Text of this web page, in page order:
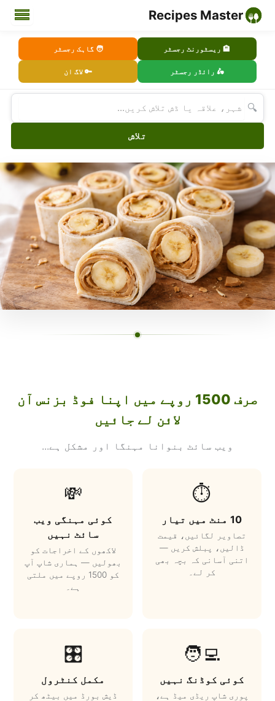
Recipes Master
🏨 ریسٹورنٹ رجسٹر 🧑 گاہک رجسٹر
🛵 رائڈر رجسٹر 🔑 لاگ ان
🔍
تلاش
صرف 1500 روپے میں اپنا فوڈ بزنس آن
لائن لے جائیں
ویب سائٹ بنوانا مہنگا اور مشکل ہے...
⏱️
10 منٹ میں تیار
تصاویر لگائیں، قیمت
ڈالیں، پبلش کریں —
اتنی آسانی کہ بچہ بھی
کر لے۔
💸
کوئی مہنگی ویب
سائٹ نہیں
لاکھوں کے اخراجات کو
بھولیں — ہماری شاپ آپ
کو 1500 روپے میں ملتی
ہے۔
🧑‍💻
کوئی کوڈنگ نہیں
پوری شاپ ریڈی میڈ ہے،
🎛️
مکمل کنٹرول
ڈیش بورڈ میں بیٹھ کر